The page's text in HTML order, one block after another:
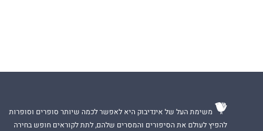
משימת העל של אינדיבוק היא לאפשר לכמה שיותר סופרים וסופרות
להפיץ לעולם את הסיפורים והמסרים שלהם, לתת לקוראים חופש בחירה